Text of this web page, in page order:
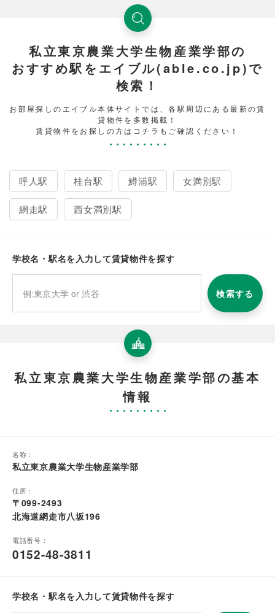
私立東京農業大学生物産業学部の
おすすめ駅をエイブル(able.co.jp)で
検索！
お部屋探しのエイブル本体サイトでは、各駅周辺にある最新の賃
貸物件を多数掲載！
賃貸物件をお探しの方はコチラもご確認ください！
呼人駅 桂台駅 鱒浦駅 女満別駅
網走駅 西女満別駅
学校名・駅名を入力して賃貸物件を探す
検索する
私立東京農業大学生物産業学部の基本
情報
名称：
私立東京農業大学生物産業学部
住所：
〒099-2493
北海道網走市八坂196
電話番号：
0152-48-3811
学校名・駅名を入力して賃貸物件を探す